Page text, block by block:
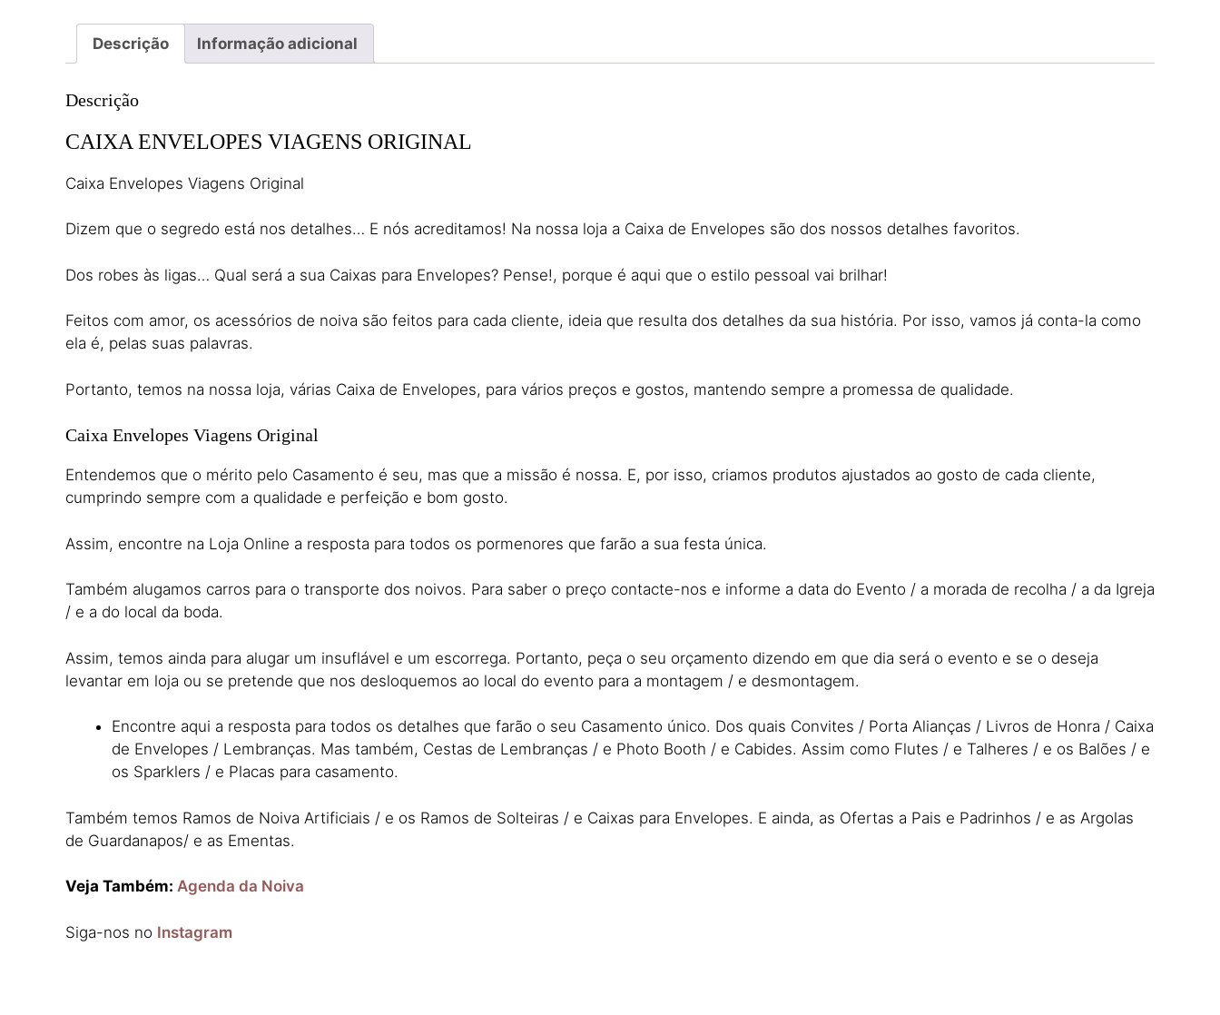
Descrição Informação adicional
Descrição
CAIXA ENVELOPES VIAGENS ORIGINAL
Caixa Envelopes Viagens Original
Dizem que o segredo está nos detalhes… E nós acreditamos! Na nossa loja a Caixa de Envelopes são dos nossos detalhes favoritos.
Dos robes às ligas… Qual será a sua Caixas para Envelopes? Pense!, porque é aqui que o estilo pessoal vai brilhar!
Feitos com amor, os acessórios de noiva são feitos para cada cliente, ideia que resulta dos detalhes da sua história. Por isso, vamos já conta-la como
ela é, pelas suas palavras.
Portanto, temos na nossa loja, várias Caixa de Envelopes, para vários preços e gostos, mantendo sempre a promessa de qualidade.
Caixa Envelopes Viagens Original
Entendemos que o mérito pelo Casamento é seu, mas que a missão é nossa. E, por isso, criamos produtos ajustados ao gosto de cada cliente,
cumprindo sempre com a qualidade e perfeição e bom gosto.
Assim, encontre na Loja Online a resposta para todos os pormenores que farão a sua festa única.
Também alugamos carros para o transporte dos noivos. Para saber o preço contacte-nos e informe a data do Evento / a morada de recolha / a da Igreja
/ e a do local da boda.
Assim, temos ainda para alugar um insuflável e um escorrega. Portanto, peça o seu orçamento dizendo em que dia será o evento e se o deseja
levantar em loja ou se pretende que nos desloquemos ao local do evento para a montagem / e desmontagem.
Encontre aqui a resposta para todos os detalhes que farão o seu Casamento único. Dos quais Convites / Porta Alianças / Livros de Honra / Caixa
de Envelopes / Lembranças. Mas também, Cestas de Lembranças / e Photo Booth / e Cabides. Assim como Flutes / e Talheres / e os Balões / e
os Sparklers / e Placas para casamento.
Também temos Ramos de Noiva Artificiais / e os Ramos de Solteiras / e Caixas para Envelopes. E ainda, as Ofertas a Pais e Padrinhos / e as Argolas
de Guardanapos/ e as Ementas.
Veja Também: Agenda da Noiva
Siga-nos no Instagram